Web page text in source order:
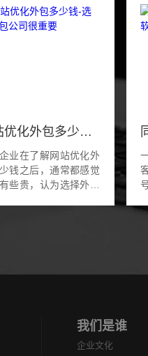
网站优化外包多少钱-选对外包公司很重要
业在了解网站优化外
钱之后，通常都感觉
些贵，认为选择外包
客
我们是谁
企业文化